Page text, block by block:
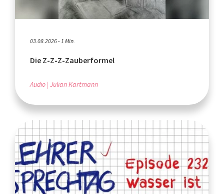
03.08.2026 - 1 Min.
Die Z-Z-Z-Zauberformel
Audio Julian Kartmann